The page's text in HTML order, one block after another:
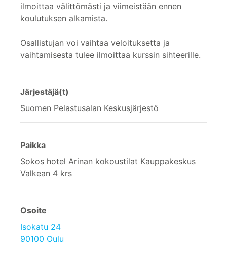
ilmoittaa välittömästi ja viimeistään ennen
koulutuksen alkamista.
Osallistujan voi vaihtaa veloituksetta ja
vaihtamisesta tulee ilmoittaa kurssin sihteerille.
Järjestäjä(t)
Suomen Pelastusalan Keskusjärjestö
Paikka
Sokos hotel Arinan kokoustilat Kauppakeskus
Valkean 4 krs
Osoite
Isokatu 24
90100 Oulu